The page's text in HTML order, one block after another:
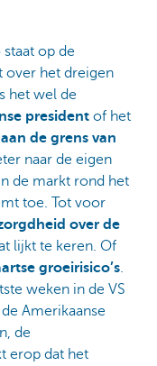
staat op de
over het dreigen
het wel de
president of het
de grens van
naar de eigen
de markt rond het
toe. Tot voor
over de
lijkt te keren. Of
groeirisico’s
weken in de VS
Amerikaanse
de
erop dat het